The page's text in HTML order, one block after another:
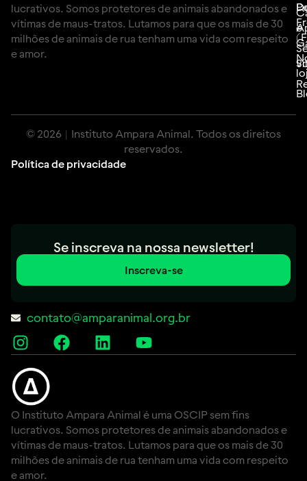
lucrativos. Somos protetores de animais abandonados e
vítimas de maus-tratos. Lutamos para que os mais de 30
milhões de animais de rua tenham uma vida com respeito
e amor.
e
© 2026 | Instituto Ampara Animal. Todos os direitos
reservados.
Política de privacidade
Se inscreva na nossa newsletter!
Inscreva-se
contato@amparanimal.org.br
O Instituto Ampara Animal é uma OSCIP sem fins
lucrativos. Somos protetores de animais abandonados e
vítimas de maus-tratos. Lutamos para que os mais de 30
milhões de animais de rua tenham uma vida com respeito
e amor.